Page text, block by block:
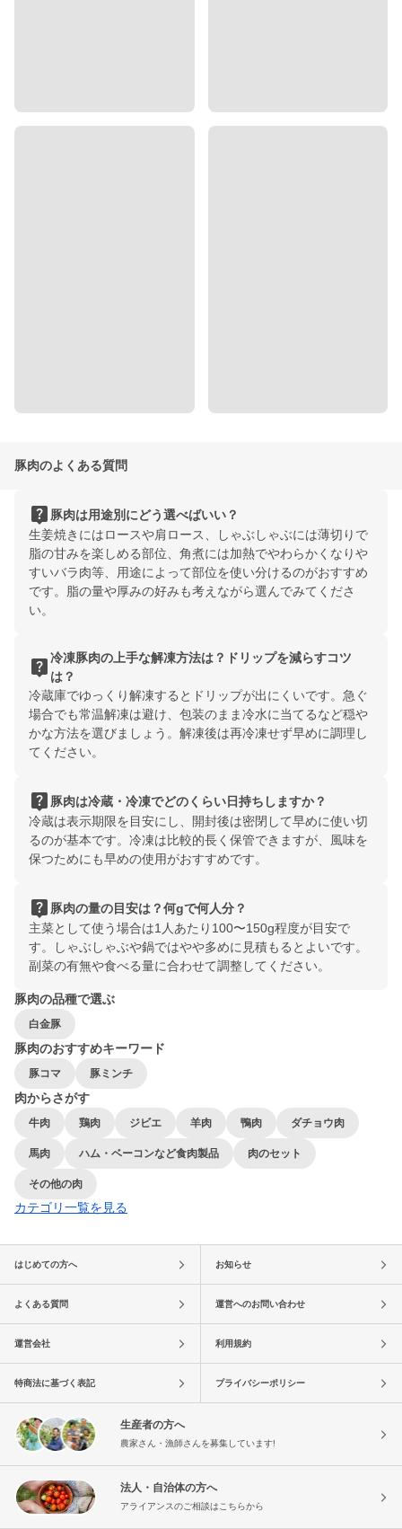
豚肉のよくある質問
live_help 豚肉は用途別にどう選べばいい？
生姜焼きにはロースや肩ロース、しゃぶしゃぶには薄切りで
脂の甘みを楽しめる部位、角煮には加熱でやわらかくなりや
すいバラ肉等、用途によって部位を使い分けるのがおすすめ
です。脂の量や厚みの好みも考えながら選んでみてくださ
い。
live_help冷凍豚肉の上手な解凍方法は？ドリップを減らすコツ
は？
冷蔵庫でゆっくり解凍するとドリップが出にくいです。急ぐ
場合でも常温解凍は避け、包装のまま冷水に当てるなど穏や
かな方法を選びましょう。解凍後は再冷凍せず早めに調理し
てください。
live_help 豚肉は冷蔵・冷凍でどのくらい日持ちしますか？
冷蔵は表示期限を目安にし、開封後は密閉して早めに使い切
るのが基本です。冷凍は比較的長く保管できますが、風味を
保つためにも早めの使用がおすすめです。
live_help 豚肉の量の目安は？何gで何人分？
主菜として使う場合は1人あたり100〜150g程度が目安で
す。しゃぶしゃぶや鍋ではやや多めに見積もるとよいです。
副菜の有無や食べる量に合わせて調整してください。
豚肉の品種で選ぶ
白金豚
豚肉のおすすめキーワード
豚コマ 豚ミンチ
肉からさがす
牛肉 鶏肉 ジビエ 羊肉 鴨肉 ダチョウ肉
馬肉 ハム・ベーコンなど食肉製品 肉のセット
その他の肉
カテゴリ一覧を見る
はじめての方へ お知らせ
よくある質問 運営へのお問い合わせ
運営会社 利用規約
特商法に基づく表記 プライバシーポリシー
生産者の方へ
農家さん・漁師さんを募集しています!
法人・自治体の方へ
アライアンスのご相談はこちらから